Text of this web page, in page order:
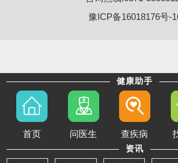
豫ICP备16018176号-
健康助手
首页 问医生 查疾病
资讯